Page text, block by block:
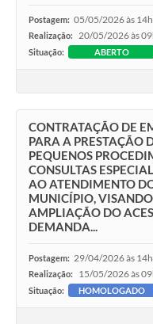
Postagem: 05/05/2026 às
Realização: 20/05/2026 às
Situação: ABERTO
CONTRATAÇÃO DE
PARA A PRESTAÇÃO
PEQUENOS
CONSULTAS
AO ATENDIMENTO
MUNICÍPIO,
AMPLIAÇÃO DO
DEMANDA...
Postagem: 29/04/2026 às
Realização: 15/05/2026 às
Situação: HOMOLOGADO